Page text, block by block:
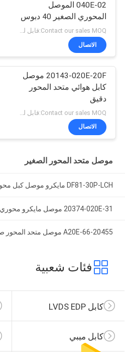
040E-02 الموصل
المحوري الصغير 40 دبوس
20525 CA
Contact our sales MOQ:قابل للتفاوض
الاتصال
20143-020E-20F موصل
كابل هوائي متحد المحور
دقيق
الاتصال
موصل متحد المحور الصغير
DF81-30P-LCH مايكرو موصل كبل محوري أصفر فاتح اللون الأحمر
20374-020E-31 موصل مايكرو محوري مخصص بحجم 0.4 مم
20455-A20E-66 موصل متحد المحور صغير مصمم للتزاوج الأفقي
فئات شعبية
كابل LVDS EDP
كابل ميبي